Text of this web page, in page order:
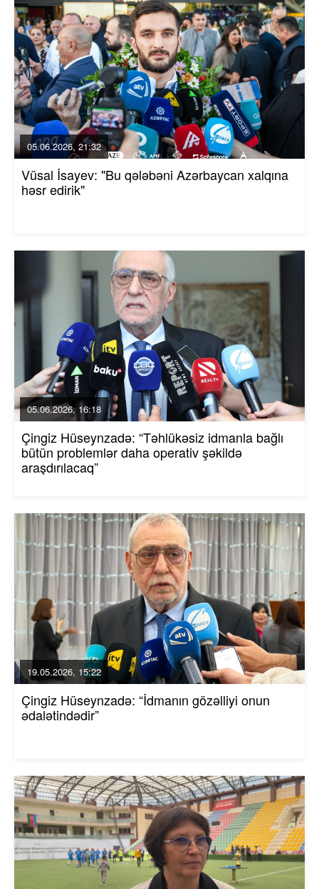
05.06.2026, 21:32
Vüsal İsayev: "Bu qələbəni Azərbaycan xalqına
həsr edirik"
05.06.2026, 16:18
Çingiz Hüseynzadə: “Təhlükəsiz idmanla bağlı
bütün problemlər daha operativ şəkildə
araşdırılacaq”
19.05.2026, 15:22
Çingiz Hüseynzadə: “İdmanın gözəlliyi onun
ədalətindədir”